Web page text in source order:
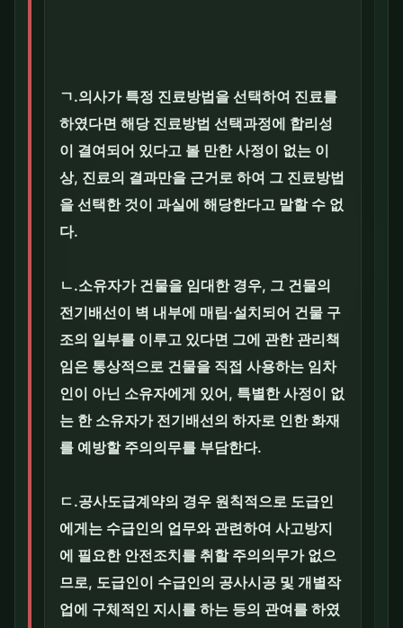
ㄱ.의사가 특정 진료방법을 선택하여 진료를
하였다면 해당 진료방법 선택과정에 합리성
이 결여되어 있다고 볼 만한 사정이 없는 이
상, 진료의 결과만을 근거로 하여 그 진료방법
을 선택한 것이 과실에 해당한다고 말할 수 없
다.
ㄴ.소유자가 건물을 임대한 경우, 그 건물의
전기배선이 벽 내부에 매립·설치되어 건물 구
조의 일부를 이루고 있다면 그에 관한 관리책
임은 통상적으로 건물을 직접 사용하는 임차
인이 아닌 소유자에게 있어, 특별한 사정이 없
는 한 소유자가 전기배선의 하자로 인한 화재
를 예방할 주의의무를 부담한다.
ㄷ.공사도급계약의 경우 원칙적으로 도급인
에게는 수급인의 업무와 관련하여 사고방지
에 필요한 안전조치를 취할 주의의무가 없으
므로, 도급인이 수급인의 공사시공 및 개별작
업에 구체적인 지시를 하는 등의 관여를 하였